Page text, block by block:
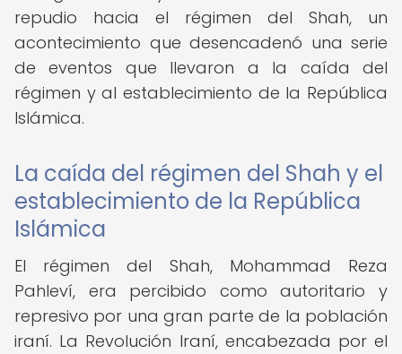
repudio hacia el régimen del Shah, un
acontecimiento que desencadenó una serie
de eventos que llevaron a la caída del
régimen y al establecimiento de la República
Islámica.
La caída del régimen del Shah y el
establecimiento de la República
Islámica
El régimen del Shah, Mohammad Reza
Pahleví, era percibido como autoritario y
represivo por una gran parte de la población
iraní. La Revolución Iraní, encabezada por el